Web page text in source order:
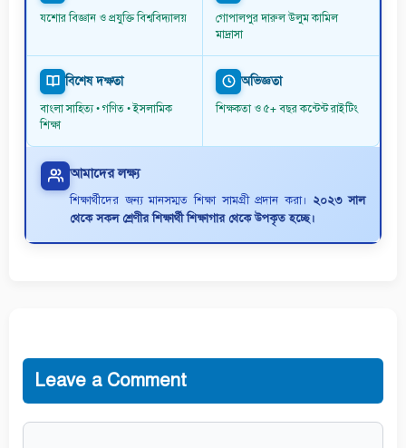
যশোর বিজ্ঞান ও প্রযুক্তি বিশ্ববিদ্যালয়
গোপালপুর দারুল উলুম কামিল
মাদ্রাসা
বিশেষ দক্ষতা
বাংলা সাহিত্য • গণিত • ইসলামিক
শিক্ষা
অভিজ্ঞতা
শিক্ষকতা ও ৫+ বছর কন্টেন্ট রাইটিং
আমাদের লক্ষ্য
শিক্ষার্থীদের জন্য মানসম্মত শিক্ষা সামগ্রী প্রদান করা। ২০২৩ সাল
থেকে সকল শ্রেণীর শিক্ষার্থী শিক্ষাগার থেকে উপকৃত হচ্ছে।
Leave a Comment
Comment